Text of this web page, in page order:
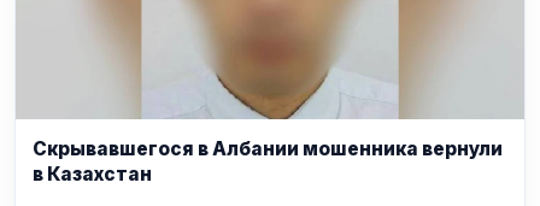
Скрывавшегося в Албании мошенника вернули
в Казахстан